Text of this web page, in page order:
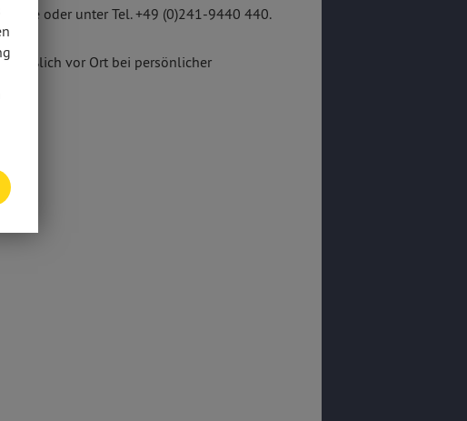
oder unter Tel. +49 (0)241-9440 440.
vor Ort bei persönlicher